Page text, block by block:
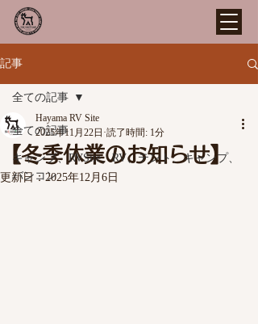
記事
全ての記事
キャンプ、RVSite、RV、テント、キャンプ、
バンコン
全ての記事
【冬季休業のお知らせ】
Hayama RV Site
2025年11月22日 読了時間: 1分
更新日：2025年12月6日